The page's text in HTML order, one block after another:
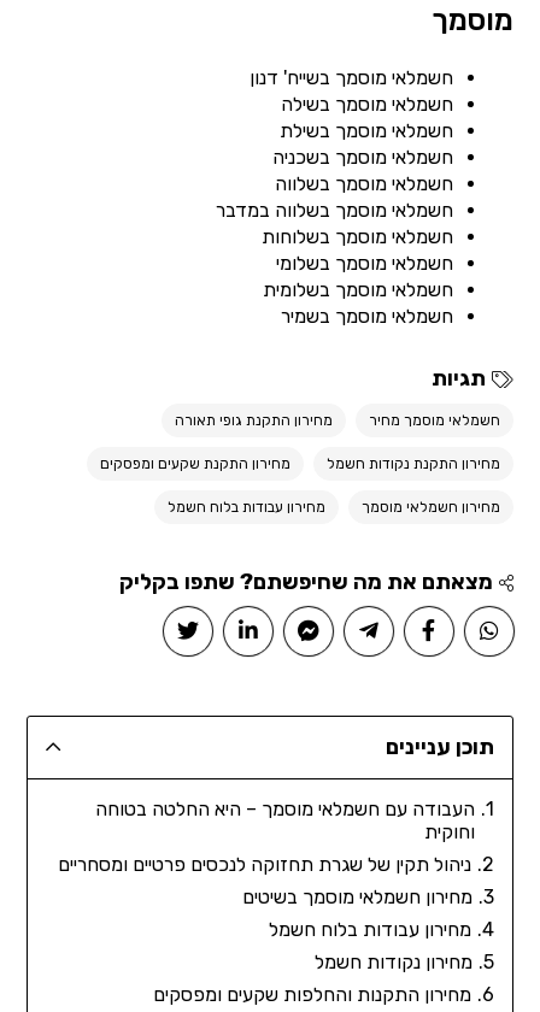
מוסמך
חשמלאי מוסמך בשייח' דנון
חשמלאי מוסמך בשילה
חשמלאי מוסמך בשילת
חשמלאי מוסמך בשכניה
חשמלאי מוסמך בשלווה
חשמלאי מוסמך בשלווה במדבר
חשמלאי מוסמך בשלוחות
חשמלאי מוסמך בשלומי
חשמלאי מוסמך בשלומית
חשמלאי מוסמך בשמיר
תגיות
חשמלאי מוסמך מחיר מחירון התקנת גופי תאורה
מחירון התקנת נקודות חשמל מחירון התקנת שקעים ומפסקים
מחירון חשמלאי מוסמך מחירון עבודות בלוח חשמל
מצאתם את מה שחיפשתם? שתפו בקליק
תוכן עניינים
העבודה עם חשמלאי מוסמך – היא החלטה בטוחה
וחוקית
ניהול תקין של שגרת תחזוקה לנכסים פרטיים ומסחריים
מחירון חשמלאי מוסמך בשיטים
מחירון עבודות בלוח חשמל
מחירון נקודות חשמל
מחירון התקנות והחלפות שקעים ומפסקים